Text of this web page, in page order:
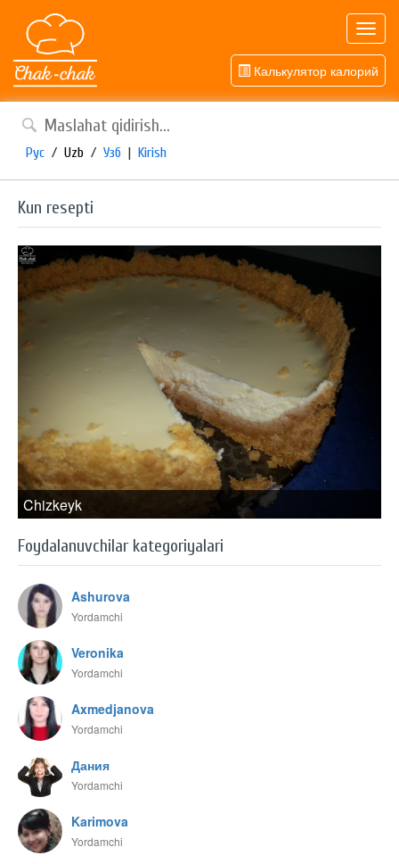
Калькулятор калорий
Рус / Uzb / Узб | Kirish
Kun resepti
Chizkeyk
Foydalanuvchilar kategoriyalari
Ashurova
Yordamchi
Veronika
Yordamchi
Axmedjanova
Yordamchi
Дания
Yordamchi
Karimova
Yordamchi